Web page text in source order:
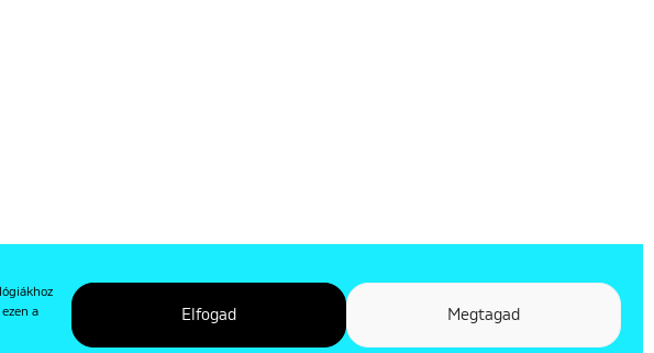
a
Elfogad Megtagad